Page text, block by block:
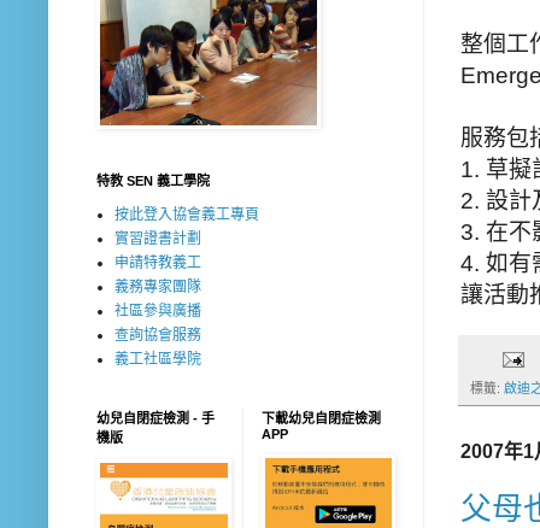
整個工
服務包
1. 草擬
2. 設計
3. 在不
4. 如有
讓活動
標籤: 啟迪
2007年1
父母
特教 SEN 義工學院
按此登入協會義工專頁
實習證書計劃
申請特教義工
義務專家團隊
社區參與廣播
查詢協會服務
義工社區學院
幼兒自閉症檢測 - 手
機版
下載幼兒自閉症檢測
APP